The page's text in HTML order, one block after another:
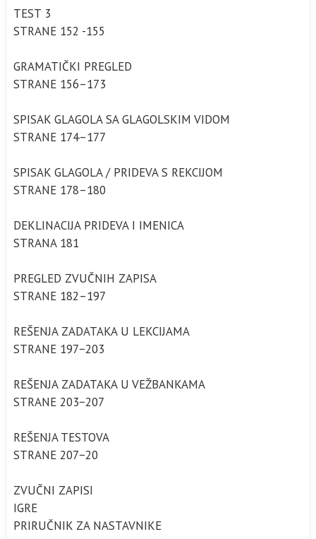
TEST 3
STRANE 152 -155
GRAMATIČKI PREGLED
STRANE 156–173
SPISAK GLAGOLA SA GLAGOLSKIM VIDOM
STRANE 174–177
SPISAK GLAGOLA / PRIDEVA S REKCIJOM
STRANE 178–180
DEKLINACIJA PRIDEVA I IMENICA
STRANA 181
PREGLED ZVUČNIH ZAPISA
STRANE 182–197
REŠENJA ZADATAKA U LEKCIJAMA
STRANE 197−203
REŠENJA ZADATAKA U VEŽBANKAMA
STRANE 203−207
REŠENJA TESTOVA
STRANE 207−20
ZVUČNI ZAPISI
IGRE
PRIRUČNIK ZA NASTAVNIKE